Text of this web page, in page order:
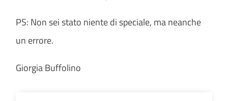
PS: Non sei stato niente di speciale, ma neanche
un errore.
Giorgia Buffolino